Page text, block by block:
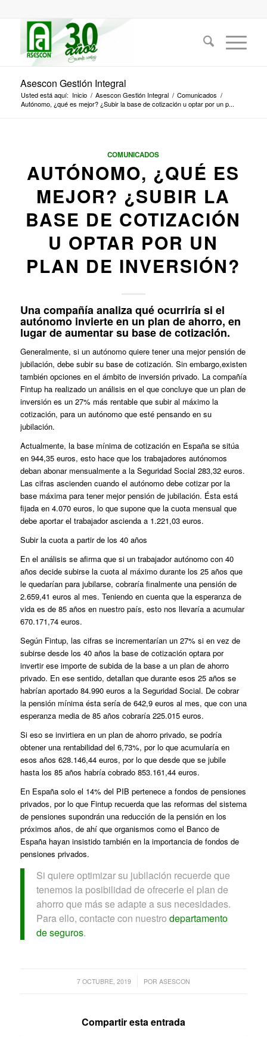
Asescon Gestión Integral
Usted está aquí: Inicio / Asescon Gestión Integral / Comunicados /
Autónomo, ¿qué es mejor? ¿Subir la base de cotización u optar por un p...
COMUNICADOS
AUTÓNOMO, ¿QUÉ ES
MEJOR? ¿SUBIR LA
BASE DE COTIZACIÓN
U OPTAR POR UN
PLAN DE INVERSIÓN?
Una compañía analiza qué ocurriría si el
autónomo invierte en un plan de ahorro, en
lugar de aumentar su base de cotización.
Generalmente, si un autónomo quiere tener una mejor pensión de
jubilación, debe subir su base de cotización. Sin embargo,existen
también opciones en el ámbito de inversión privado. La compañía
Fintup ha realizado un análisis en el que concluye que un plan de
inversión es un 27% más rentable que subir al máximo la
cotización, para un autónomo que esté pensando en su
jubilación.
Actualmente, la base mínima de cotización en España se sitúa
en 944,35 euros, esto hace que los trabajadores autónomos
deban abonar mensualmente a la Seguridad Social 283,32 euros.
Las cifras ascienden cuando el autónomo debe cotizar por la
base máxima para tener mejor pensión de jubilación. Ésta está
fijada en 4.070 euros, lo que supone que la cuota mensual que
debe aportar el trabajador ascienda a 1.221,03 euros.
Subir la cuota a partir de los 40 años
En el análisis se afirma que si un trabajador autónomo con 40
años decide subirse la cuota al máximo durante los 25 años que
le quedarían para jubilarse, cobraría finalmente una pensión de
2.659,41 euros al mes. Teniendo en cuenta que la esperanza de
vida es de 85 años en nuestro país, esto nos llevaría a acumular
670.171,74 euros.
Según Fintup, las cifras se incrementarían un 27% si en vez de
subirse desde los 40 años la base de cotización optara por
invertir ese importe de subida de la base a un plan de ahorro
privado. En ese sentido, detallan que durante esos 25 años se
habrían aportado 84.990 euros a la Seguridad Social. De cobrar
la pensión mínima ésta sería de 642,9 euros al mes, que con una
esperanza media de 85 años cobraría 225.015 euros.
Si eso se invirtiera en un plan de ahorro privado, se podría
obtener una rentabilidad del 6,73%, por lo que acumularía en
esos años 628.146,44 euros, por lo que desde que se jubile
hasta los 85 años habría cobrado 853.161,44 euros.
En España solo el 14% del PIB pertenece a fondos de pensiones
privados, por lo que Fintup recuerda que las reformas del sistema
de pensiones supondrán una reducción de la pensión en los
próximos años, de ahí que organismos como el Banco de
España hayan insistido también en la importancia de fondos de
pensiones privados.
Si quiere optimizar su jubilación recuerde que
tenemos la posibilidad de ofrecerle el plan de
ahorro que más se adapte a sus necesidades.
Para ello, contacte con nuestro departamento
de seguros.
7 OCTUBRE, 2019
/ POR ASESCON
Compartir esta entrada